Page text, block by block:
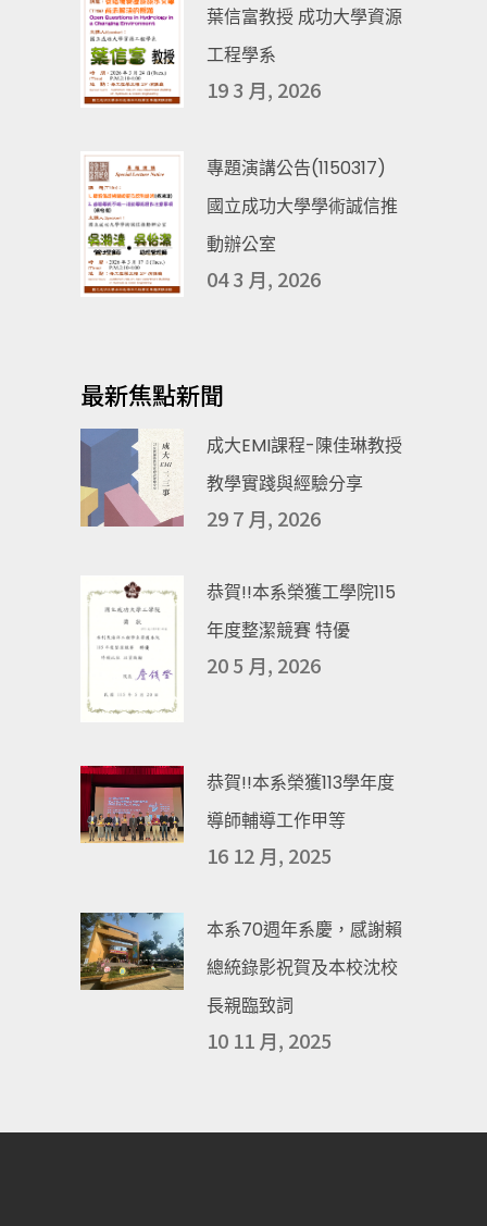
葉信富教授 成功大學資源
工程學系
19 3 月, 2026
專題演講公告(1150317)
國立成功大學學術誠信推
動辦公室
04 3 月, 2026
最新焦點新聞
成大EMI課程-陳佳琳教授
教學實踐與經驗分享
29 7 月, 2026
恭賀!!本系榮獲工學院115
年度整潔競賽 特優
20 5 月, 2026
恭賀!!本系榮獲113學年度
導師輔導工作甲等
16 12 月, 2025
本系70週年系慶，感謝賴
總統錄影祝賀及本校沈校
長親臨致詞
10 11 月, 2025